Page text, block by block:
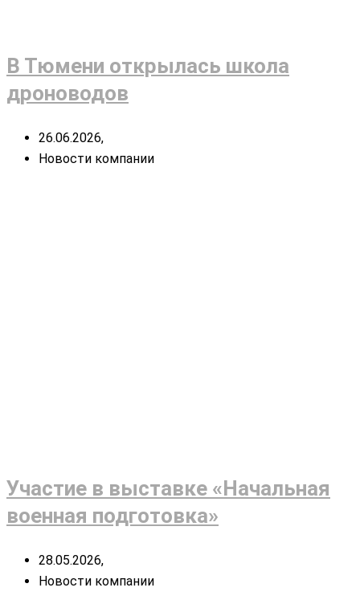
В Тюмени открылась школа
дроноводов
26.06.2026,
Новости компании
Участие в выставке «Начальная
военная подготовка»
28.05.2026,
Новости компании